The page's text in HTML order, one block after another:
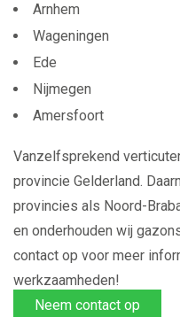
Arnhem
Wageningen
Ede
Nijmegen
Amersfoort
Vanzelfsprekend
provincie Gelderland.
provincies als Noord-
en onderhouden wij
contact op voor meer
werkzaamheden!
Neem contact op